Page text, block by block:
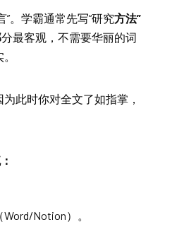
”。学霸通常先写“研究方法”
分最客观，不需要华丽的词
为此时你对全文了如指掌，
Notion）。